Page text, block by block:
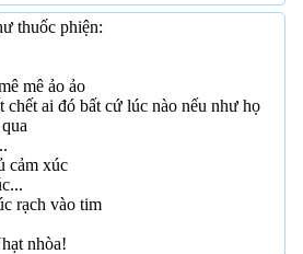
thuốc phiện:
mê ảo ảo
chết ai đó bất cứ lúc nào nếu như họ
cảm xúc
rạch vào tim
nhòa!